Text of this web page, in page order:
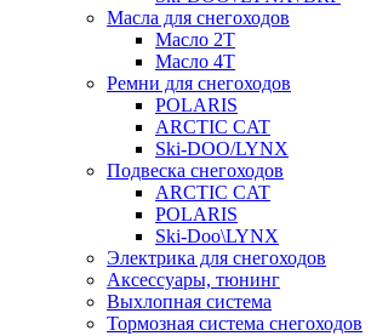
Масла для снегоходов
Масло 2Т
Масло 4Т
Ремни для снегоходов
POLARIS
ARCTIC CAT
Ski-DOO/LYNX
Подвеска снегоходов
ARCTIC CAT
POLARIS
Ski-Doo\LYNX
Электрика для снегоходов
Аксессуары, тюнинг
Выхлопная система
Тормозная система снегоходов